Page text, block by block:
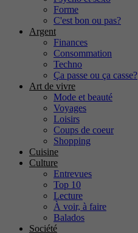
Forme
C'est bon ou pas?
Argent
Finances
Consommation
Techno
Ça passe ou ça casse?
Art de vivre
Mode et beauté
Voyages
Loisirs
Coups de coeur
Shopping
Cuisine
Culture
Entrevues
Top 10
Lecture
À voir, à faire
Balados
Société